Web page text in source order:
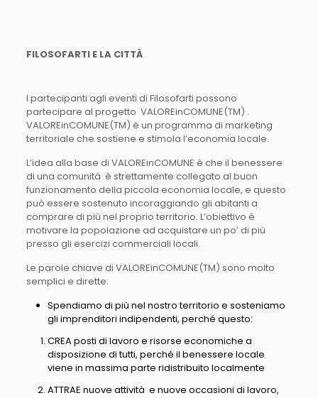
FILOSOFARTI E LA CITTÀ
I partecipanti agli eventi di Filosofarti possono
partecipare al progetto VALOREinCOMUNE(TM) .
VALOREinCOMUNE(TM) è un programma di marketing
territoriale che sostiene e stimola l’economia locale.
L’idea alla base di VALOREinCOMUNE è che il benessere
di una comunità è strettamente collegato al buon
funzionamento della piccola economia locale, e questo
può essere sostenuto incoraggiando gli abitanti a
comprare di più nel proprio territorio. L’obiettivo è
motivare la popolazione ad acquistare un po’ di più
presso gli esercizi commerciali locali.
Le parole chiave di VALOREinCOMUNE(TM) sono molto
semplici e dirette:
Spendiamo di più nel nostro territorio e sosteniamo
gli imprenditori indipendenti, perché questo:
CREA posti di lavoro e risorse economiche a
disposizione di tutti, perché il benessere locale
viene in massima parte ridistribuito localmente
ATTRAE nuove attività e nuove occasioni di lavoro,